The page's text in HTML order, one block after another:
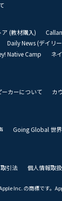
(教材購入)
Daily News (デイリ
Native Camp
ネ
ーカーについて
カ
Going Global 世
引法 個人情報取
Inc. の商標です。